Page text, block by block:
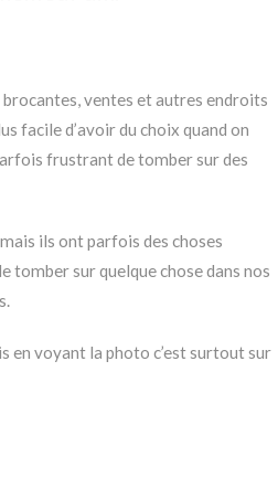
brocantes, ventes et autres endroits
facile d’avoir du choix quand on
frustrant de tomber sur des
ils ont parfois des choses
tomber sur quelque chose dans nos
en voyant la photo c’est surtout sur